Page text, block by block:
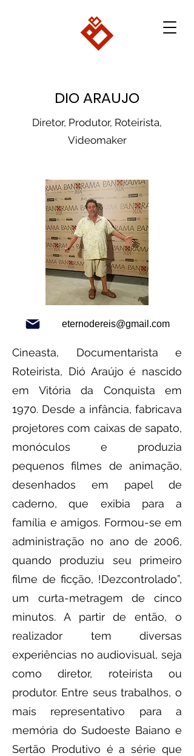
DIO ARAUJO
Diretor, Produtor, Roteirista,
Videomaker
eternodereis@gmail.com
Cineasta, Documentarista e
Roteirista, Dió Araújo é nascido
em Vitória da Conquista em
1970. Desde a infância, fabricava
projetores com caixas de sapato,
monóculos e produzia
pequenos filmes de animação,
desenhados em papel de
caderno, que exibia para a
família e amigos. Formou-se em
administração no ano de 2006,
quando produziu seu primeiro
filme de ficção, !Dezcontrolado”,
um curta-metragem de cinco
minutos. A partir de então, o
realizador tem diversas
experiências no audiovisual, seja
como diretor, roteirista ou
produtor. Entre seus trabalhos, o
mais representativo para a
memória do Sudoeste Baiano e
Sertão Produtivo é a série que